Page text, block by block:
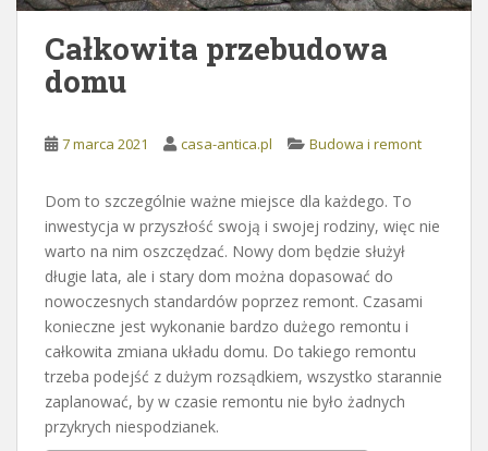
Całkowita przebudowa
domu
7 marca 2021 casa-antica.pl Budowa i remont
Dom to szczególnie ważne miejsce dla każdego. To
inwestycja w przyszłość swoją i swojej rodziny, więc nie
warto na nim oszczędzać. Nowy dom będzie służył
długie lata, ale i stary dom można dopasować do
nowoczesnych standardów poprzez remont. Czasami
konieczne jest wykonanie bardzo dużego remontu i
całkowita zmiana układu domu. Do takiego remontu
trzeba podejść z dużym rozsądkiem, wszystko starannie
zaplanować, by w czasie remontu nie było żadnych
przykrych niespodzianek.